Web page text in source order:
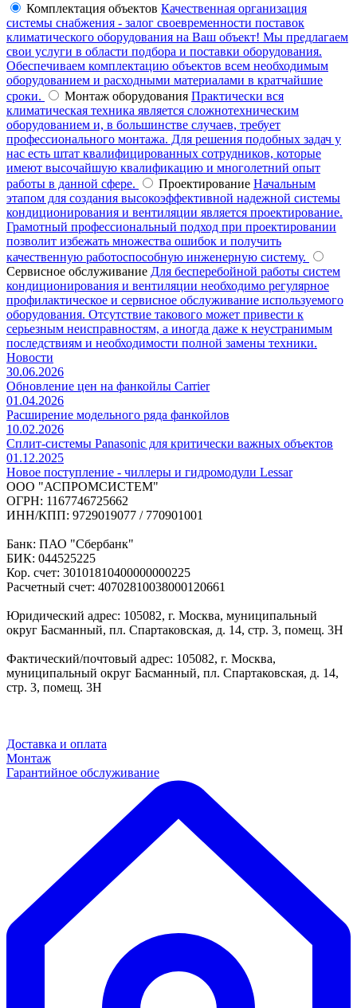
Комплектация объектов Качественная организация
системы снабжения - залог своевременности поставок
климатического оборудования на Ваш объект! Мы предлагаем
свои услуги в области подбора и поставки оборудования.
Обеспечиваем комплектацию объектов всем необходимым
оборудованием и расходными материалами в кратчайшие
сроки.
Монтаж оборудования Практически вся
климатическая техника является сложнотехническим
оборудованием и, в большинстве случаев, требует
профессионального монтажа. Для решения подобных задач у
нас есть штат квалифицированных сотрудников, которые
имеют высочайшую квалификацию и многолетний опыт
работы в данной сфере.
Проектирование Начальным
этапом для создания высокоэффективной надежной системы
кондиционирования и вентиляции является проектирование.
Грамотный профессиональный подход при проектировании
позволит избежать множества ошибок и получить
качественную работоспособную инженерную систему.
Сервисное обслуживание Для бесперебойной работы систем
кондиционирования и вентиляции необходимо регулярное
профилактическое и сервисное обслуживание используемого
оборудования. Отсутствие такового может привести к
серьезным неисправностям, а иногда даже к неустранимым
последствиям и необходимости полной замены техники.
Новости
30.06.2026
Обновление цен на фанкойлы Carrier
01.04.2026
Расширение модельного ряда фанкойлов
10.02.2026
Сплит-системы Panasonic для критически важных объектов
01.12.2025
Новое поступление - чиллеры и гидромодули Lessar
ООО "АСПРОМСИСТЕМ"
ОГРН: 1167746725662
ИНН/КПП: 9729019077 / 770901001
Банк: ПАО "Сбербанк"
БИК: 044525225
Кор. счет: 30101810400000000225
Расчетный счет: 40702810038000120661
Юридический адрес: 105082, г. Москва, муниципальный
округ Басманный, пл. Спартаковская, д. 14, стр. 3, помещ. 3Н
Фактический/почтовый адрес: 105082, г. Москва,
муниципальный округ Басманный, пл. Спартаковская, д. 14,
стр. 3, помещ. 3Н
Доставка и оплата
Монтаж
Гарантийное обслуживание